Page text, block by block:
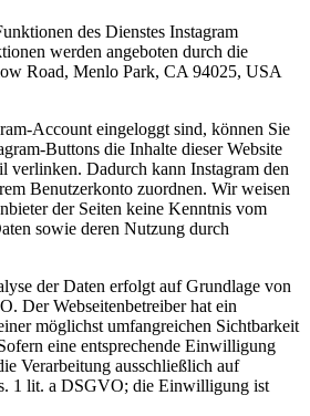
des Dienstes Instagram
werden angeboten durch die
Road, Menlo Park, CA 94025, USA
Account eingeloggt sind, können Sie
Buttons die Inhalte dieser Website
verlinken. Dadurch kann Instagram den
Benutzerkonto zuordnen. Wir weisen
der Seiten keine Kenntnis vom
sowie deren Nutzung durch
der Daten erfolgt auf Grundlage von
Der Webseitenbetreiber hat ein
möglichst umfangreichen Sichtbarkeit
eine entsprechende Einwilligung
Verarbeitung ausschließlich auf
1 lit. a DSGVO; die Einwilligung ist